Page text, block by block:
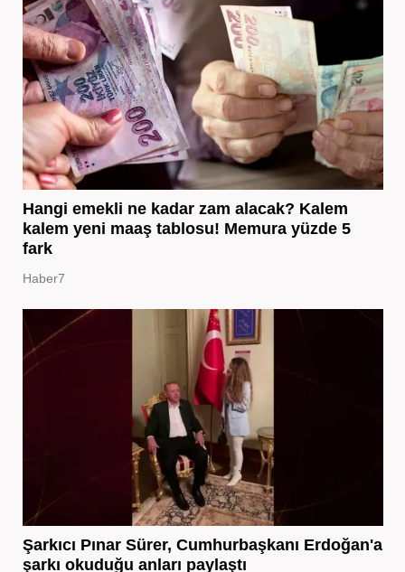
Hangi emekli ne kadar zam alacak? Kalem
kalem yeni maaş tablosu! Memura yüzde 5
fark
Haber7
Şarkıcı Pınar Sürer, Cumhurbaşkanı Erdoğan'a
şarkı okuduğu anları paylaştı